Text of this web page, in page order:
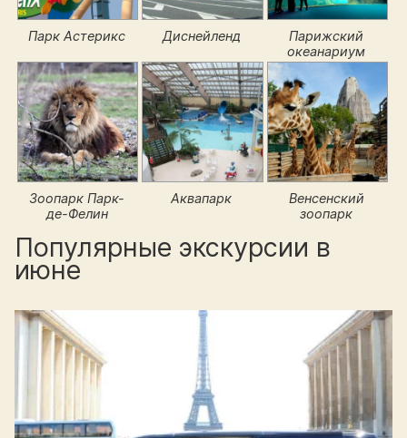
Парк Астерикс Диснейленд
Парижский
океанариум
Зоопарк Парк-
де-Фелин
Аквапарк
Венсенский
зоопарк
Популярные экскурсии в
июне